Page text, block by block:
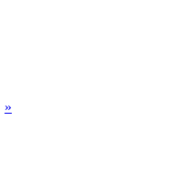
»